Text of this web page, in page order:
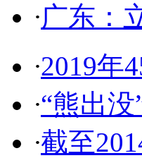
·广东：
·2019年
·“熊出
·截至